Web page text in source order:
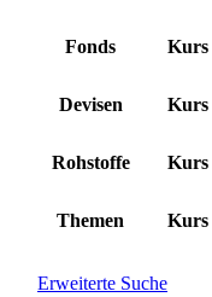
Fonds Kurs
Devisen Kurs
Rohstoffe Kurs
Themen Kurs
Erweiterte Suche